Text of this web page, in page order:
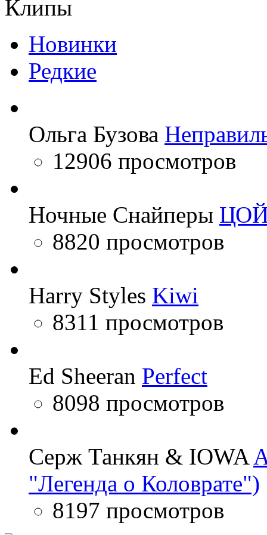
Клипы
Новинки
Редкие
Ольга Бузова
12906 просмотров
Ночные Снайперы
8820 просмотров
Harry Styles Kiwi
8311 просмотров
Ed Sheeran Perfect
8098 просмотров
Серж Танкян & IOWA
"Легенда о Коловрате")
8197 просмотров